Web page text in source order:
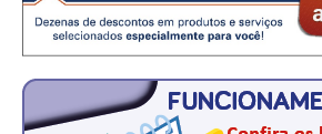
PUBLICIDADE
RELEASES